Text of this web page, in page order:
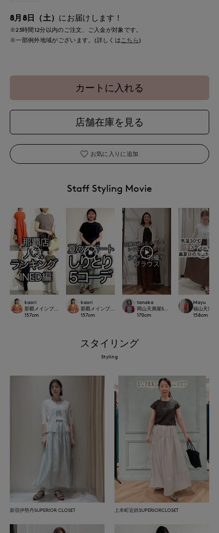
8月8日（土） にお届けします！
※23時間12分以内のご注文、ご入金が対象です。
※一部例外地域がございます。(詳しくは こちら )
カートに入れる
店舗在庫を見る
お気に入りに追加
Staff Styling Movie
kaori
那覇メインプレイスI.T.'S.international
157cm
kaori
那覇メインプレイスI.T.'S.international
157cm
tanaka
岡山天満屋SUPERIORCLOSET
170cm
Mayu
福山天満
158cm
スタイリング
Styling
新宿伊勢丹SUPERIOR CLOSET 上本町近鉄SUPERIORCLOSET